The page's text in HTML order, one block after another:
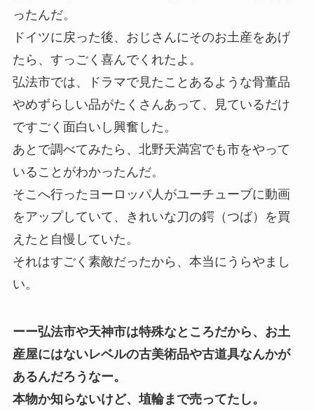
ったんだ。
ドイツに戻った後、おじさんにそのお土産をあげ
たら、すっごく喜んでくれたよ。
弘法市では、ドラマで見たことあるような骨董品
やめずらしい品がたくさんあって、見ているだけ
ですごく面白いし興奮した。
あとで調べてみたら、北野天満宮でも市をやって
いることがわかったんだ。
そこへ行ったヨーロッパ人がユーチューブに動画
をアップしていて、きれいな刀の鍔（つば）を買
えたと自慢していた。
それはすごく素敵だったから、本当にうらやまし
い。
ーー弘法市や天神市は特殊なところだから、お土
産屋にはないレベルの古美術品や古道具なんかが
あるんだろうなー。
本物か知らないけど、埴輪まで売ってたし。